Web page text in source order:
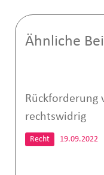
Ähnliche
Rückforderung
rechtswidrig
Recht 19.09.2022